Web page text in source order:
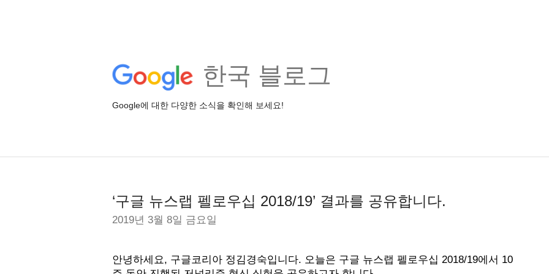
한국 블로그
Google에 대한 다양한 소식을 확인해 보세요!
‘구글 뉴스랩 펠로우십 2018/19’ 결과를 공유합니다.
2019년 3월 8일 금요일
안녕하세요, 구글코리아 정김경숙입니다. 오늘은 구글 뉴스랩 펠로우십 2018/19에서 10